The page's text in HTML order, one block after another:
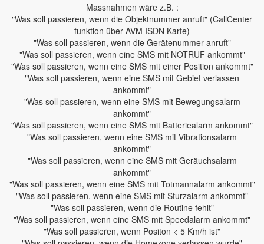
Massnahmen wäre z.B. :
"Was soll passieren, wenn die Objektnummer anruft" (CallCenter
funktion über AVM ISDN Karte)
"Was soll passieren, wenn die Gerätenummer anruft"
"Was soll passieren, wenn eine SMS mit NOTRUF ankommt"
"Was soll passieren, wenn eine SMS mit einer Position ankommt"
"Was soll passieren, wenn eine SMS mit Gebiet verlassen
ankommt"
"Was soll passieren, wenn eine SMS mit Bewegungsalarm
ankommt"
"Was soll passieren, wenn eine SMS mit Batteriealarm ankommt"
"Was soll passieren, wenn eine SMS mit Vibrationsalarm
ankommt"
"Was soll passieren, wenn eine SMS mit Geräuchsalarm
ankommt"
"Was soll passieren, wenn eine SMS mit Totmannalarm ankommt"
"Was soll passieren, wenn eine SMS mit Sturzalarm ankommt"
"Was soll passieren, wenn die Routine fehlt"
"Was soll passieren, wenn eine SMS mit Speedalarm ankommt"
"Was soll passieren, wenn Positon < 5 Km/h ist"